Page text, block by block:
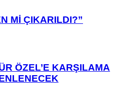
Mİ ÇIKARILDI?”
ÖZEL’E KARŞILAMA